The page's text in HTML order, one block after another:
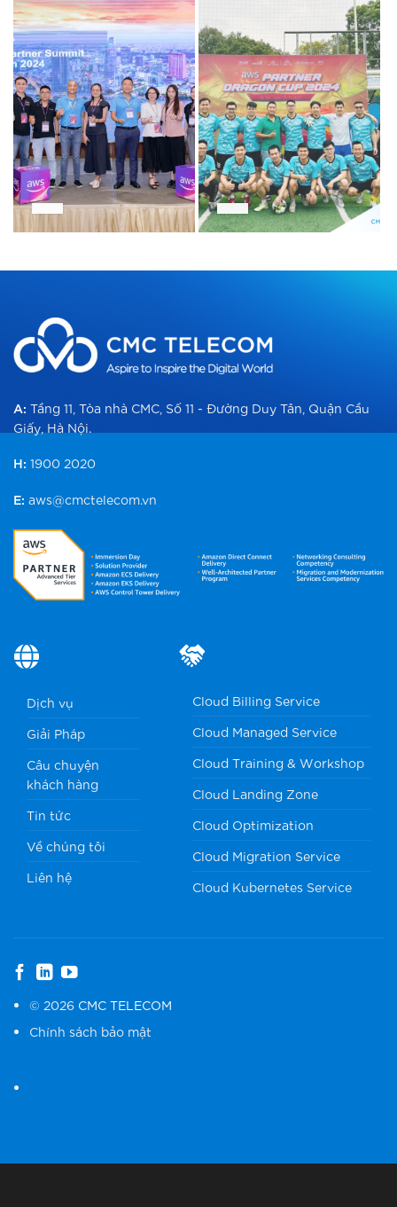
A: Tầng 11, Tòa nhà CMC, Số 11 - Đường Duy Tân, Quận Cầu
Giấy, Hà Nội.
H: 1900 2020
E: aws@cmctelecom.vn
Dịch vụ
Giải Pháp
Câu chuyện
khách hàng
Tin tức
Về chúng tôi
Liên hệ
Cloud Billing Service
Cloud Managed Service
Cloud Training & Workshop
Cloud Landing Zone
Cloud Optimization
Cloud Migration Service
Cloud Kubernetes Service
© 2026 CMC TELECOM
Chính sách bảo mật